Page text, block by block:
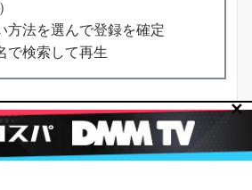
方法を選んで登録を確定
で検索して再生
心者でも迷いにくいです。
は、登録画面で無料期間の表示も
✕